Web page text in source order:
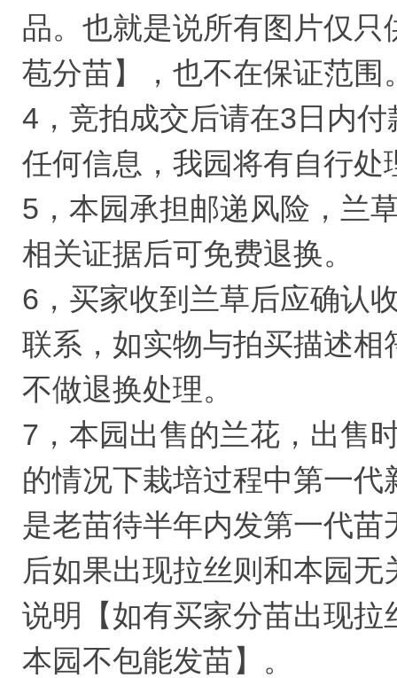
品。也就是说所有图片仅
苞分苗】，也不在保证范围
4，竞拍成交后请在3日内
任何信息，我园将有自行
5，本园承担邮递风险，兰
相关证据后可免费退换。
6，买家收到兰草后应确认
联系，如实物与拍买描述
不做退换处理。
7，本园出售的兰花，出售
的情况下栽培过程中第一
是老苗待半年内发第一代
后如果出现拉丝则和本园
说明【如有买家分苗出现
本园不包能发苗】。